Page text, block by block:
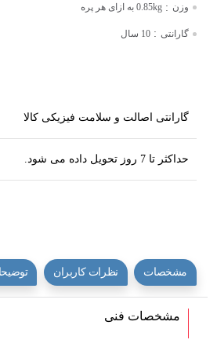
وزن : 0.85kg به ازای هر پره
گارانتی : 10 سال
گارانتی اصالت و سلامت فیزیکی کالا
حداکثر تا 7 روز تحویل داده می شود.
مشخصات نظرات کاربران
مشخصات فنی